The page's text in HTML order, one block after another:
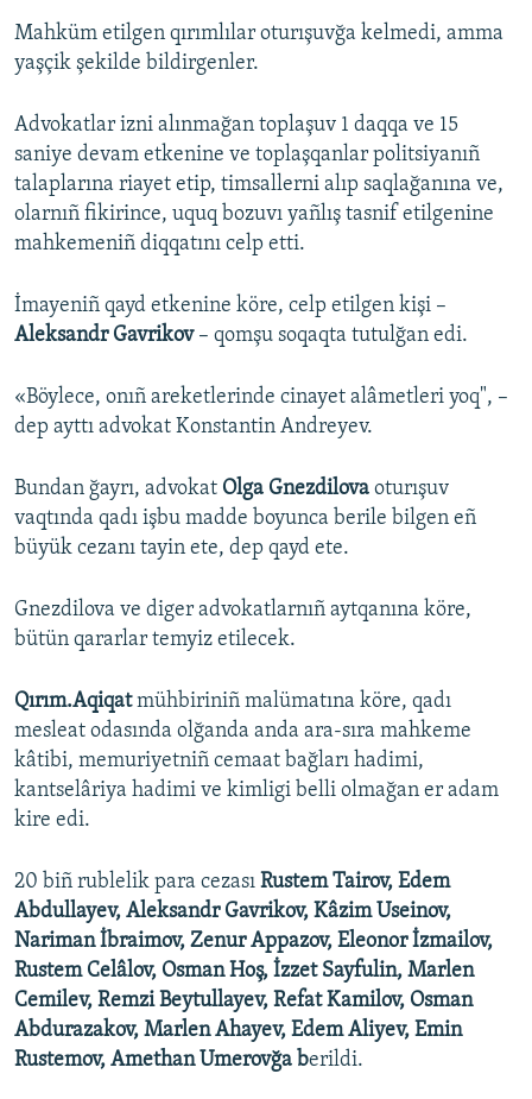
Mahküm etilgen qırımlılar oturışuvğa kelmedi, amma
yaşçik şekilde bildirgenler.
Advokatlar izni alınmağan toplaşuv 1 daqqa ve 15
saniye devam etkenine ve toplaşqanlar politsiyanıñ
talaplarına riayet etip, timsallerni alıp saqlağanına ve,
olarnıñ fikirince, uquq bozuvı yañlış tasnif etilgenine
mahkemeniñ diqqatını celp etti.
İmayeniñ qayd etkenine köre, celp etilgen kişi –
Aleksandr Gavrikov – qomşu soqaqta tutulğan edi.
«Böylece, onıñ areketlerinde cinayet alâmetleri yoq", –
dep ayttı advokat Konstantin Andreyev.
Bundan ğayrı, advokat Olga Gnezdilova oturışuv
vaqtında qadı işbu madde boyunca berile bilgen eñ
büyük cezanı tayin ete, dep qayd ete.
Gnezdilova ve diger advokatlarnıñ aytqanına köre,
bütün qararlar temyiz etilecek.
Qırım.Aqiqatmühbiriniñ malümatına köre, qadı
mesleat odasında olğanda anda ara-sıra mahkeme
kâtibi, memuriyetniñ cemaat bağları hadimi,
kantselâriya hadimi ve kimligi belli olmağan er adam
kire edi.
20 biñ rublelik para cezası Rustem Tairov, Edem
Abdullayev, Aleksandr Gavrikov, Kâzim Useinov,
Nariman İbraimov, Zenur Appazov, Eleonor İzmailov,
Rustem Celâlov, Osman Hoş, İzzet Sayfulin, Marlen
Cemilev, Remzi Beytullayev, Refat Kamilov, Osman
Abdurazakov, Marlen Ahayev, Edem Aliyev, Emin
Rustemov, Amethan Umerovğa berildi.